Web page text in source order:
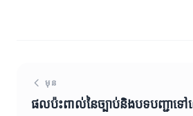
មុន
ផលប៉ះពាល់នៃច្បាប់និងបទបញ្ជាទៅ